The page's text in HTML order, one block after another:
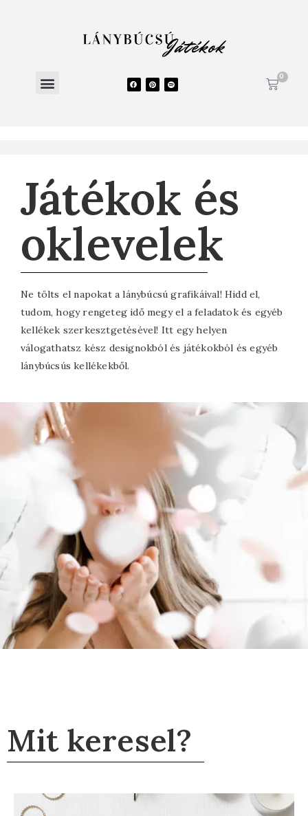
0
Játékok és
oklevelek
Ne tölts el napokat a lánybúcsú grafikáival! Hidd el,
tudom, hogy rengeteg idő megy el a feladatok és egyéb
kellékek szerkesztgetésével! Itt egy helyen
válogathatsz kész designokból és játékokból és egyéb
lánybúcsús kellékekből.
Mit keresel?